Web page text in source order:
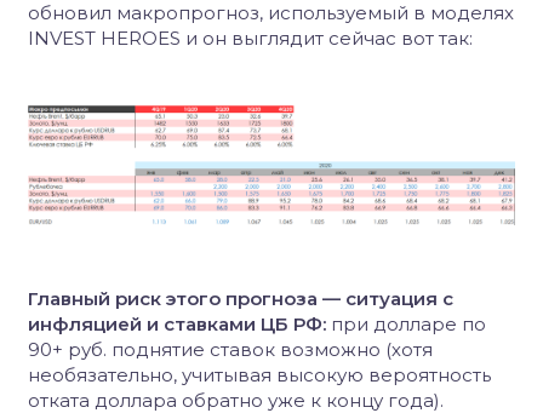
обновил макропрогноз, используемый в моделях
INVEST HEROES и он выглядит сейчас вот так:
Главный риск этого прогноза — ситуация с
инфляцией и ставками ЦБ РФ: при долларе по
90+ руб. поднятие ставок возможно (хотя
необязательно, учитывая высокую вероятность
отката доллара обратно уже к концу года).